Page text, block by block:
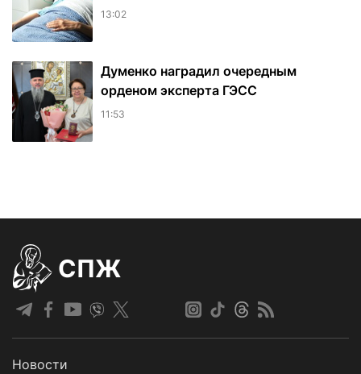
13:02
Думенко наградил очередным
орденом эксперта ГЭСС
11:53
СПЖ
Новости